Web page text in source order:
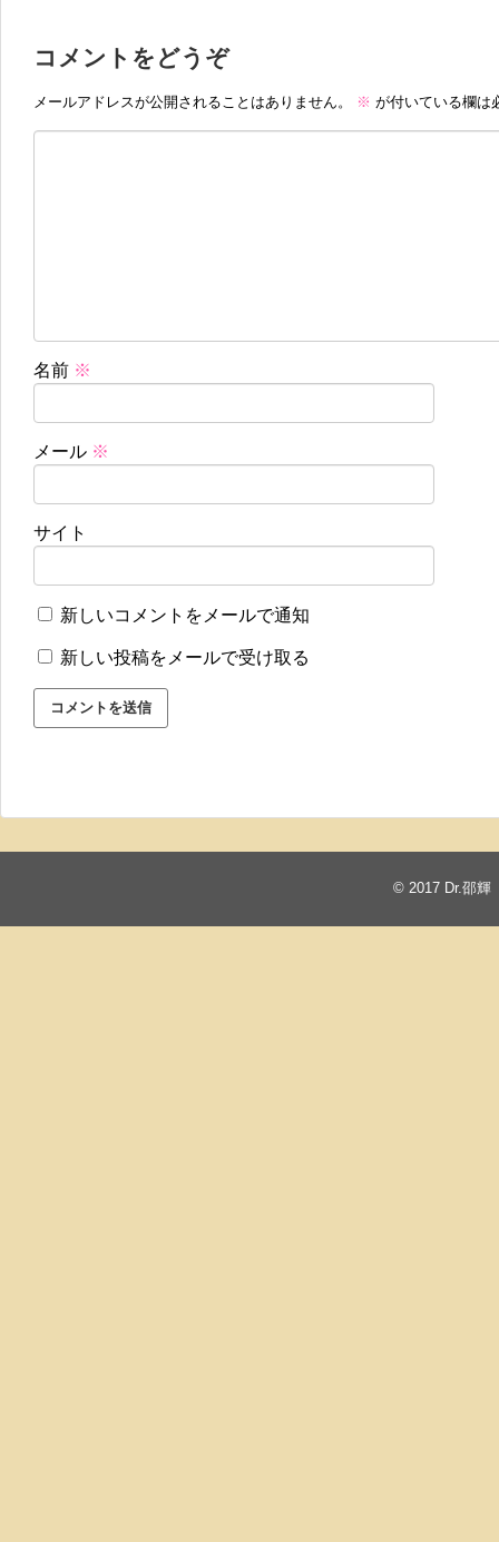
コメントをどうぞ
メールアドレスが公開されることはありません。 ※ が付いている欄は
名前 ※
メール ※
サイト
新しいコメントをメールで通知
新しい投稿をメールで受け取る
© 2017 Dr.邵